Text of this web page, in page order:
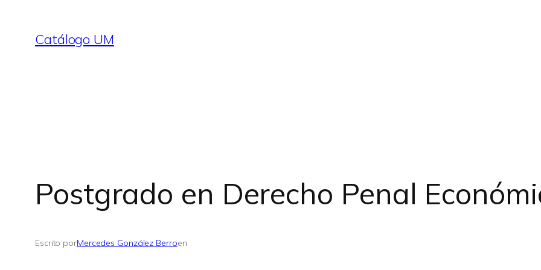
contenido
Catálogo UM
Postgrado en Derecho Penal
Escrito porMercedes González Berroen